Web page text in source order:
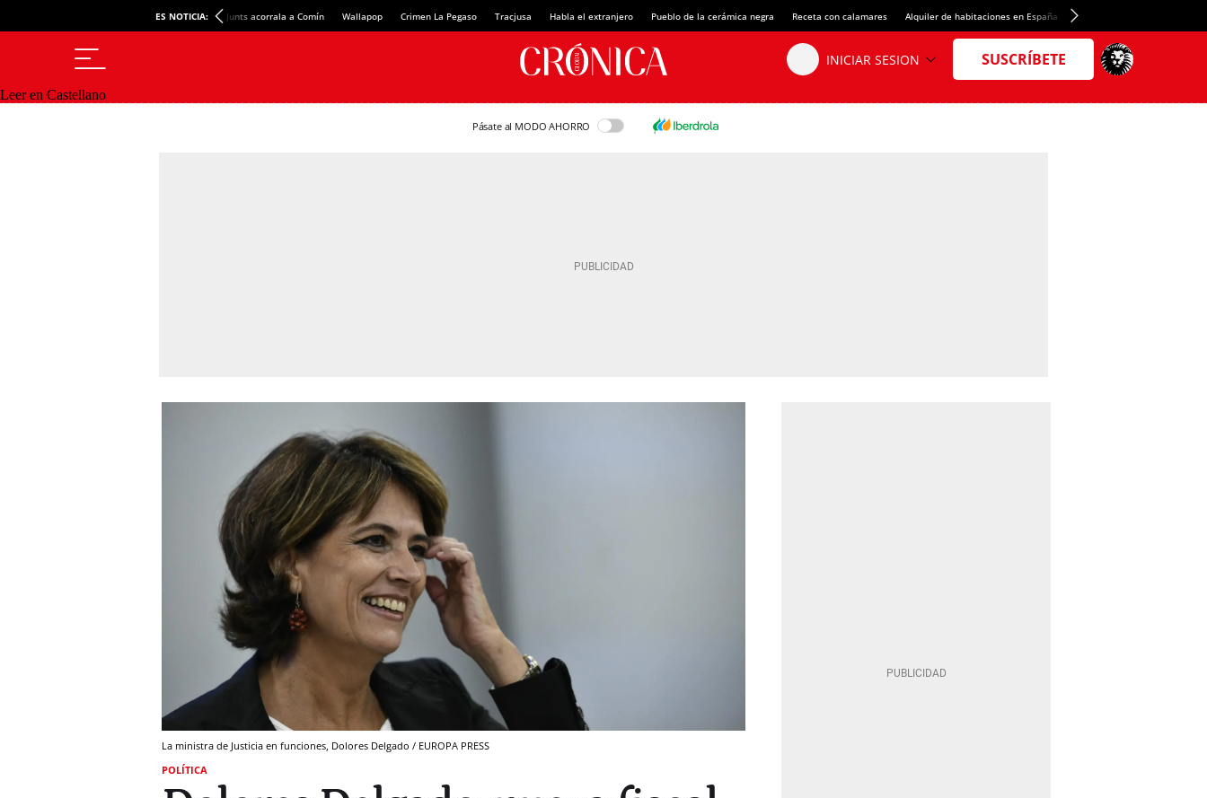
ES NOTICIA: Junts acorrala a Comín Wallapop Crimen La Pegaso Tracjusa Habla el extranjero Pueblo de la cerámica negra Receta con calamares Alquiler de habitaciones en España Crédito del Spotify Camp Nou
Leer en Castellano
Pásate al MODO AHORRO
La ministra de Justicia en funciones, Dolores Delgado / EUROPA PRESS
POLÍTICA